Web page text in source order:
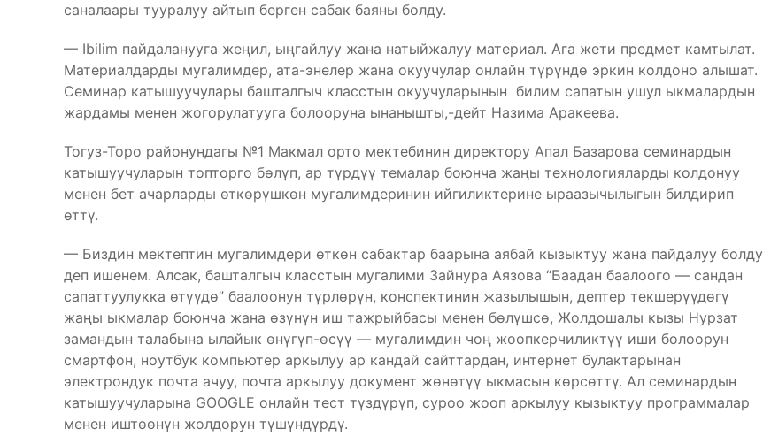
саналаары тууралуу айтып берген сабак баяны болду.
— Ibilim пайдаланууга жеңил, ыңгайлуу жана натыйжалуу материал. Ага жети предмет камтылат.
Материалдарды мугалимдер, ата-энелер жана окуучулар онлайн түрүндө эркин колдоно алышат.
Семинар катышуучулары башталгыч класстын окуучуларынын билим сапатын ушул ыкмалардын
жардамы менен жогорулатууга болооруна ынанышты,-дейт Назима Аракеева.
Тогуз-Торо районундагы №1 Макмал орто мектебинин директору Апал Базарова семинардын
катышуучуларын топторго бөлүп, ар түрдүү темалар боюнча жаңы технологияларды колдонуу
менен бет ачарларды өткөрүшкөн мугалимдеринин ийгиликтерине ыраазычылыгын билдирип
өттү.
— Биздин мектептин мугалимдери өткөн сабактар баарына аябай кызыктуу жана пайдалуу болду
деп ишенем. Алсак, башталгыч класстын мугалими Зайнура Аязова “Баадан баалоого — сандан
сапаттуулукка өтүүдө” баалоонун түрлөрүн, конспектинин жазылышын, дептер текшерүүдөгү
жаңы ыкмалар боюнча жана өзүнүн иш тажрыйбасы менен бөлүшсө, Жолдошалы кызы Нурзат
замандын талабына ылайык өнүгүп-өсүү — мугалимдин чоң жоопкерчиликтүү иши болоорун
смартфон, ноутбук компьютер аркылуу ар кандай сайттардан, интернет булактарынан
электрондук почта ачуу, почта аркылуу документ жөнөтүү ыкмасын көрсөттү. Ал семинардын
катышуучуларына GOOGLE онлайн тест түздүрүп, суроо жооп аркылуу кызыктуу программалар
менен иштөөнүн жолдорун түшүндүрдү.